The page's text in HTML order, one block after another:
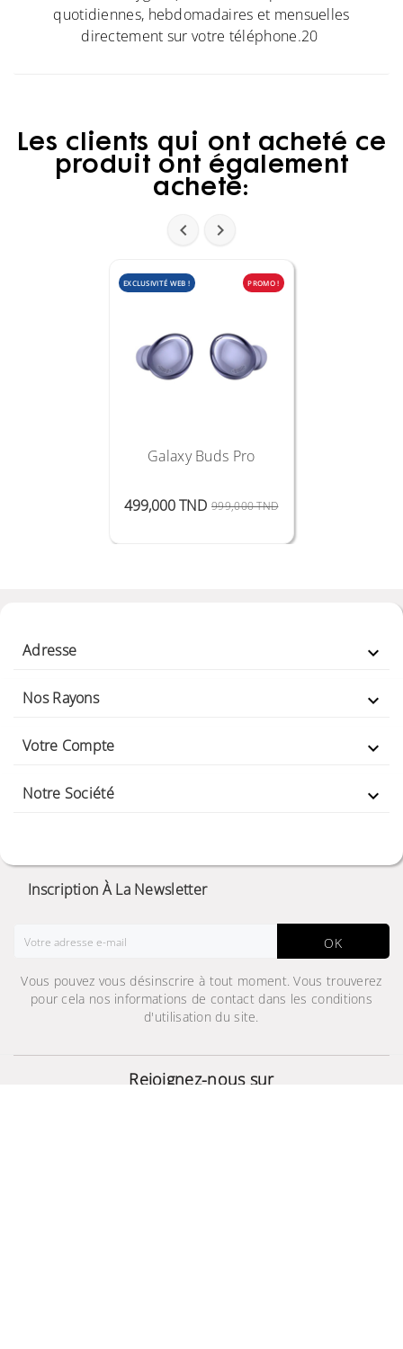
quotidiennes, hebdomadaires et mensuelles
directement sur votre téléphone.20
Les clients qui ont acheté ce
produit ont également
acheté:
 
EXCLUSIVITÉ WEB ! PROMO !
Galaxy Buds Pro
499,000 TND 999,000 TNDPrix Public
Prix
2 999,000 TND
Adresse 
Nos Rayons 
Votre Compte 
Notre Société 
Inscription À La Newsletter
OK
Vous pouvez vous désinscrire à tout moment. Vous trouverez
pour cela nos informations de contact dans les conditions
d'utilisation du site.
Rejoignez-nous sur